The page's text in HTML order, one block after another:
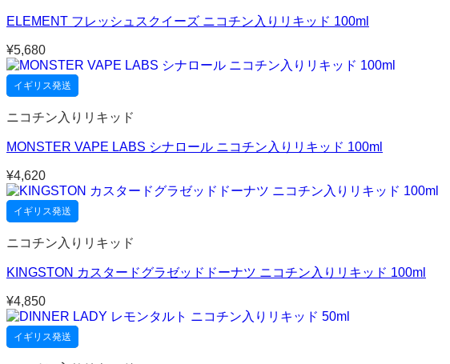
ELEMENT フレッシュスクイーズ ニコチン入りリキッド 100ml
¥5,680
イギリス発送
ニコチン入りリキッド
MONSTER VAPE LABS シナロール ニコチン入りリキッド 100ml
¥4,620
イギリス発送
ニコチン入りリキッド
KINGSTON カスタードグラゼッドドーナツ ニコチン入りリキッド 100ml
¥4,850
イギリス発送